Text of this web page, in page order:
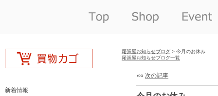
新着情報
尾張屋お知らせブログ > 今月のお休み
尾張屋お知らせブログ一覧
«« 次の記事